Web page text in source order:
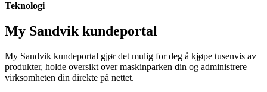
Teknologi
My Sandvik kundeportal
My Sandvik kundeportal gjør det mulig for deg å kjøpe tusenvis av
produkter, holde oversikt over maskinparken din og administrere
virksomheten din direkte på nettet.